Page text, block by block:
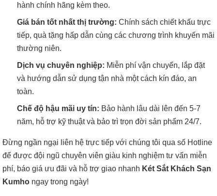
hành chính hãng kèm theo.
Giá bán tốt nhất thị trường: Chính sách chiết khấu trực
tiếp, quà tặng hấp dẫn cùng các chương trình khuyến mãi
thường niên.
Dịch vụ chuyên nghiệp: Miễn phí vận chuyển, lắp đặt
và hướng dẫn sử dụng tận nhà một cách kín đáo, an
toàn.
Chế độ hậu mãi uy tín: Bảo hành lâu dài lên đến 5-7
năm, hỗ trợ kỹ thuật và bảo trì trọn đời sản phẩm 24/7.
Đừng ngần ngại liên hệ trực tiếp với chúng tôi qua số Hotline
để được đội ngũ chuyên viên giàu kinh nghiệm tư vấn miễn
phí, báo giá ưu đãi và hỗ trợ giao nhanh Két Sắt Khách Sạn
Kumho ngay trong ngày!